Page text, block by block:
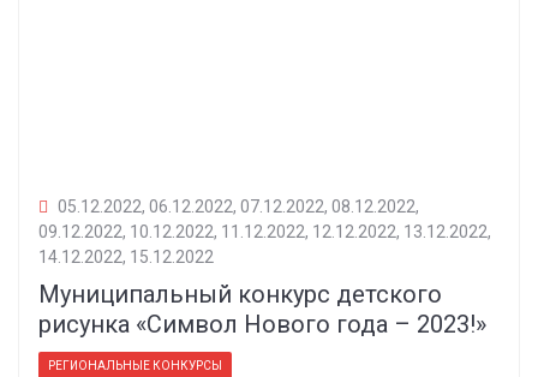
05.12.2022, 06.12.2022, 07.12.2022, 08.12.2022,
09.12.2022, 10.12.2022, 11.12.2022, 12.12.2022, 13.12.2022,
14.12.2022, 15.12.2022
Муниципальный конкурс детского
рисунка «Символ Нового года – 2023!»
РЕГИОНАЛЬНЫЕ КОНКУРСЫ